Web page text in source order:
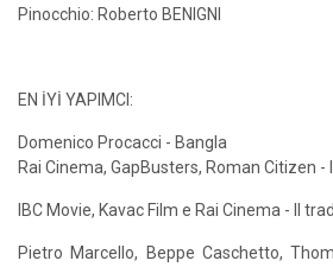
Pinocchio: Roberto BENIGNI
EN İYİ YAPIMCI:
Domenico Procacci - Bangla
Rai Cinema, GapBusters, Roman Citizen -
IBC Movie, Kavac Film e Rai Cinema - Il
Pietro Marcello, Beppe Caschetto,